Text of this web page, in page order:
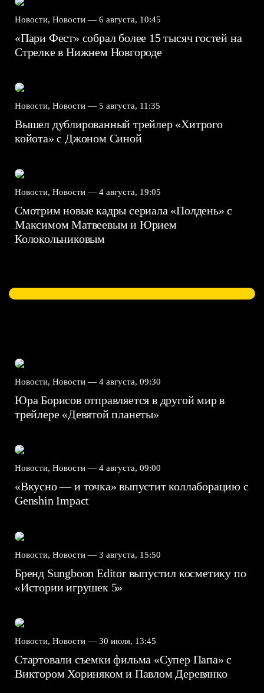
Новости, Новости — 6 августа, 10:45
«Пари Фест» собрал более 15 тысяч гостей на
Стрелке в Нижнем Новгороде
Новости, Новости — 5 августа, 11:35
Вышел дублированный трейлер «Хитрого
койота» с Джоном Синой
Новости, Новости — 4 августа, 19:05
Смотрим новые кадры сериала «Полдень» с
Максимом Матвеевым и Юрием
Колокольниковым
Новости, Новости — 4 августа, 09:30
Юра Борисов отправляется в другой мир в
трейлере «Девятой планеты»
Новости, Новости — 4 августа, 09:00
«Вкусно — и точка» выпустит коллаборацию с
Genshin Impact⁠⁠
Новости, Новости — 3 августа, 15:50
Бренд Sungboon Editor выпустил косметику по
«Истории игрушек 5»
Новости, Новости — 30 июля, 13:45
Стартовали съемки фильма «Супер Папа» с
Виктором Хориняком и Павлом Деревянко